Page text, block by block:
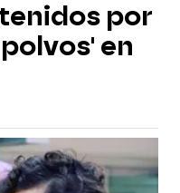
por
en